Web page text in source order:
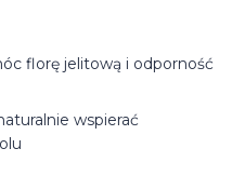
florę jelitową i odporność
wspierać